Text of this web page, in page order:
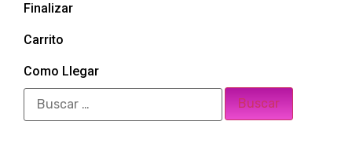
Finalizar
Carrito
Como Llegar